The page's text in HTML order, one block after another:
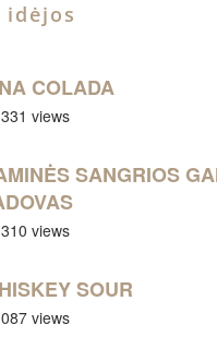
idėjos
COLADA
views
SANGRIOS
views
SOUR
views